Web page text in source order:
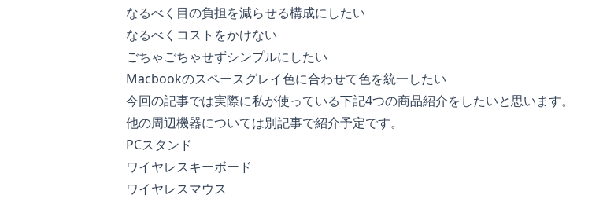
なるべく目の負担を減らせる構成にしたい
なるべくコストをかけない
ごちゃごちゃせずシンプルにしたい
Macbookのスペースグレイ色に合わせて色を統一したい
今回の記事では実際に私が使っている下記4つの商品紹介をしたいと思います。
他の周辺機器については別記事で紹介予定です。
PCスタンド
ワイヤレスキーボード
ワイヤレスマウス